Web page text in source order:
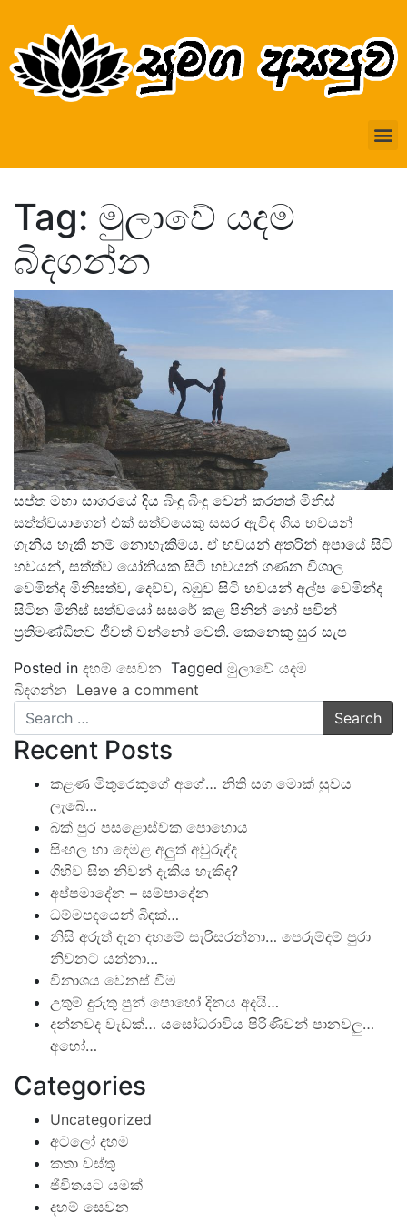
Tag: මුලාවේ යදම
බිදගන්න
සප්ත මහා සාගරයේ දිය බිංදු බිංදු වෙන් කරතත් මිනිස්
සත්ත්වයාගෙන් එක් සත්වයෙකු සසර ඇවිද ගිය භවයන්
ගැනිය හැකි නම් නොහැකිමය. ඒ භවයන් අතරින් අපායේ සිටි
භවයන්, සත්ත්ව යෝනියක සිටි භවයන් ගණන විශාල
වෙමින්ද මිනිසත්ව, දෙව්ව, බඹුව සිටි භවයන් අල්ප වෙමින්ද
සිටින මිනිස් සත්වයෝ සසරේ කළ පිනින් හෝ පවින්
ප්‍රතිමණ්ඩිතව ජීවත් වන්නෝ වෙති. කෙනෙකු සුර සැප
Posted in දහම් සෙවන Tagged මුලාවේ යදම
බිදගන්න Leave a comment
Search
Recent Posts
කළණ මිතුරෙකුගේ අගේ… නිති සග මොක් සුවය
ලැබේ…
බක් පුර පසළොස්වක පොහොය
සිංහල හා දෙමළ අලුත් අවුරුද්ද
ගිහිව සිත නිවන් දැකිය හැකිද?
අප්පමාදේන – සම්පාදේන
ධම්මපදයෙන් බිඳක්…
නිසි අරුත් දැන දහමේ සැරිසරන්නා… පෙරුම්දම් පුරා
නිවනට යන්නා…
විනාශය වෙනස් වීම
උතුම් දුරුතු පුන් පොහෝ දිනය අදයි…
දන්නවද වැඩක්… යසෝධරාවිය පිරිණිවන් පානවලු…
අහෝ…
Categories
Uncategorized
අටලෝ දහම
කතා වස්තු
ජීවිතයට යමක්
දහම් සෙවන